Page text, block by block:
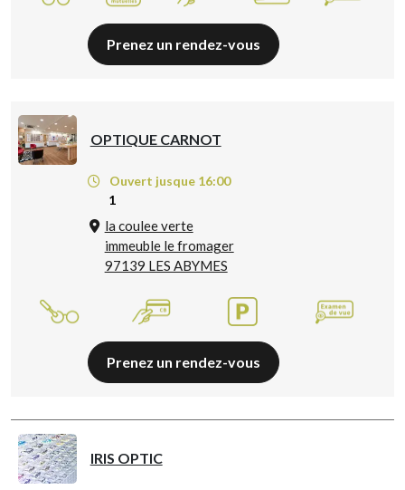
Prenez un rendez-vous
OPTIQUE CARNOT
Ouvert jusque 16:00
1
la coulee verte
immeuble le fromager
97139 LES ABYMES
Prenez un rendez-vous
IRIS OPTIC